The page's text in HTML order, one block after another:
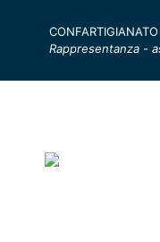
Rappresentanza -